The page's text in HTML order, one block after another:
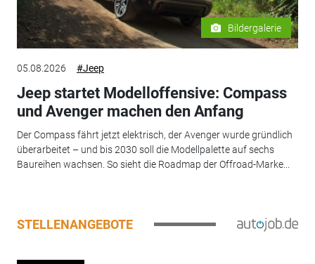
Bildergalerie
05.08.2026 #Jeep
Jeep startet Modelloffensive: Compass
und Avenger machen den Anfang
Der Compass fährt jetzt elektrisch, der Avenger wurde gründlich
überarbeitet – und bis 2030 soll die Modellpalette auf sechs
Baureihen wachsen. So sieht die Roadmap der Offroad-Marke...
STELLENANGEBOTE